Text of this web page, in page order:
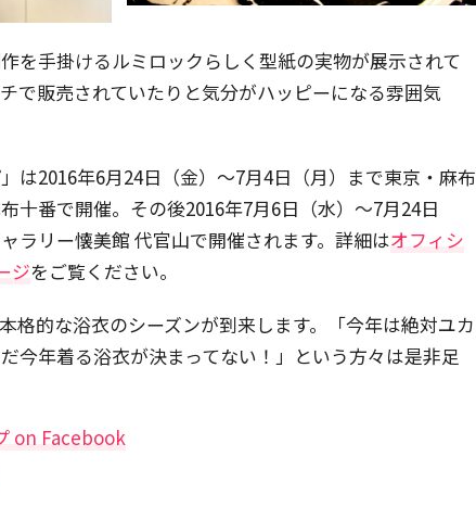
を手掛けるルミロックらしく型紙の実物が展示されて
で販売されていたりと気分がハッピーになる雰囲気
は2016年6月24日（金）〜7月4日（月）まで東京・麻布
十番で開催。その後2016年7月6日（水）〜7月24日
ラリー懐美館 代官山で開催されます。詳細はオフィシ
ジをご覧ください。
格的な浴衣のシーズンが到来します。「今年は絶対ユカ
今年着る浴衣が決まってない！」という方々は是非足
on Facebook